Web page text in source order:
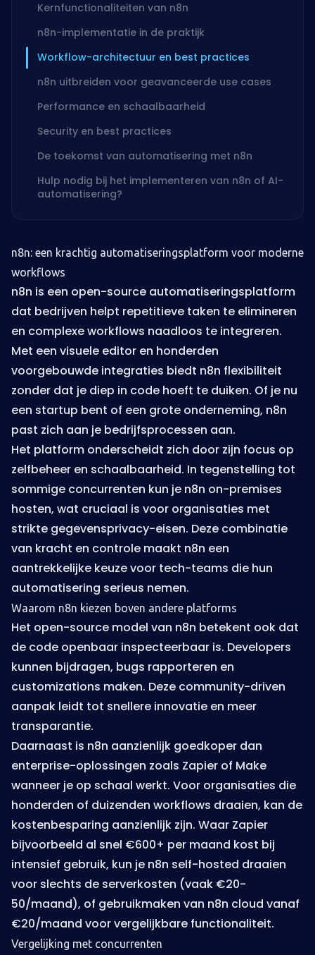
Kernfunctionaliteiten van n8n
n8n-implementatie in de praktijk
Workflow-architectuur en best practices
n8n uitbreiden voor geavanceerde use cases
Performance en schaalbaarheid
Security en best practices
De toekomst van automatisering met n8n
Hulp nodig bij het implementeren van n8n of AI-
automatisering?
n8n: een krachtig automatiseringsplatform voor moderne
workflows
n8n is een open-source automatiseringsplatform
dat bedrijven helpt repetitieve taken te elimineren
en complexe workflows naadloos te integreren.
Met een visuele editor en honderden
voorgebouwde integraties biedt n8n flexibiliteit
zonder dat je diep in code hoeft te duiken. Of je nu
een startup bent of een grote onderneming, n8n
past zich aan je bedrijfsprocessen aan.
Het platform onderscheidt zich door zijn focus op
zelfbeheer en schaalbaarheid. In tegenstelling tot
sommige concurrenten kun je n8n on-premises
hosten, wat cruciaal is voor organisaties met
strikte gegevensprivacy-eisen. Deze combinatie
van kracht en controle maakt n8n een
aantrekkelijke keuze voor tech-teams die hun
automatisering serieus nemen.
Waarom n8n kiezen boven andere platforms
Het open-source model van n8n betekent ook dat
de code openbaar inspecteerbaar is. Developers
kunnen bijdragen, bugs rapporteren en
customizations maken. Deze community-driven
aanpak leidt tot snellere innovatie en meer
transparantie.
Daarnaast is n8n aanzienlijk goedkoper dan
enterprise-oplossingen zoals Zapier of Make
wanneer je op schaal werkt. Voor organisaties die
honderden of duizenden workflows draaien, kan de
kostenbesparing aanzienlijk zijn. Waar Zapier
bijvoorbeeld al snel €600+ per maand kost bij
intensief gebruik, kun je n8n self-hosted draaien
voor slechts de serverkosten (vaak €20-
50/maand), of gebruikmaken van n8n cloud vanaf
€20/maand voor vergelijkbare functionaliteit.
Vergelijking met concurrenten